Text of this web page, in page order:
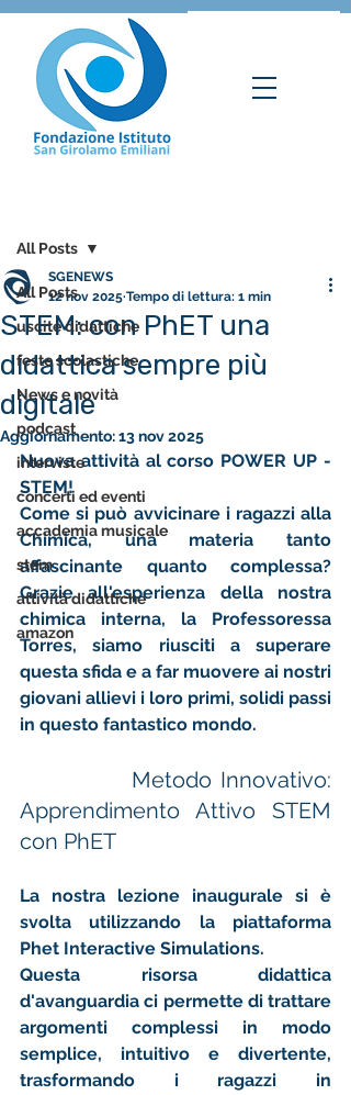
All Posts
uscite didattiche
feste scolastiche
News e novità
podcast
interviste
concerti ed eventi
accademia musicale
stem
attività didattiche
amazon
All Posts
STEM: con PhET una
didattica sempre più
digitale
SGENEWS
12 nov 2025 Tempo di lettura: 1 min
Aggiornamento:13 nov 2025
Nuova attività al corso POWER UP -
STEM!
Chimica, una materia tanto
affascinante quanto complessa?
Grazie all'esperienza della nostra
chimica interna, la Professoressa
Torres, siamo riusciti a superare
questa sfida e a far muovere ai nostri
giovani allievi i loro primi, solidi passi
in questo fantastico mondo.
Apprendimento Attivo STEM
con PhET
La nostra lezione inaugurale si è
svolta utilizzando la piattaforma
Phet Interactive Simulations.
Questa risorsa didattica
d'avanguardia ci permette di trattare
semplice, intuitivo e divertente,